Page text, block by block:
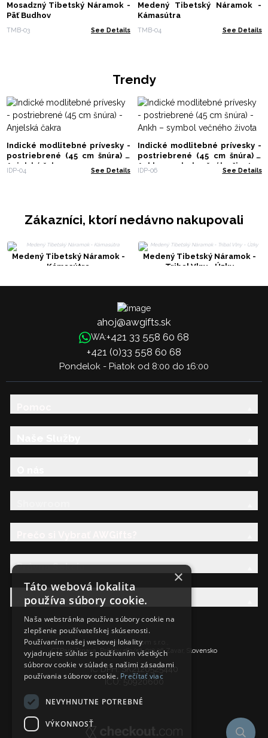
Mosadzný Tibetský Náramok -
Päť Budhov
TMB-03 See Details
Medený Tibetský Náramok -
Kámasútra
TMB-04 See Details
Trendy
Indické modlitebné prívesky -
postriebrené (45 cm šnúra) -
Anjelská čakra
IDP-04 See Details
Indické modlitebné prívesky -
postriebrené (45 cm šnúra) -
Ankh – symbol večného života
IDP-06 See Details
Zákazníci, ktorí nedávno nakupovali
Medený Tibetský Náramok -
Kámasútra
Medený Tibetský Náramok -
Tribal Vlny - Úzky
ahoj@awgifts.sk
WA:+421 33 558 60 68
+421 (0)33 558 60 68
Pondelok - Piatok od 8:00 do 16:00
Právna Sekcia
AW Rodina
Ancient Wisdom s.r.o.,
CTPark Trnava, Prílohy 583/57, 919 26 Zavar, Slovensko
IČ DPH: SK2120525440
IČO: 50920600
×
Táto webová lokalita
používa súbory cookie.
Naša webstránka používa súbory cookie na
zlepšenie používateľskej skúsenosti.
Používaním našej webovej lokality
vyjadrujete súhlas s používaním všetkých
súborov cookie v súlade s našimi zásadami
používania súborov cookie. Prečítať viac
NEVYHNUTNE POTREBNÉ
VÝKONNOSŤ